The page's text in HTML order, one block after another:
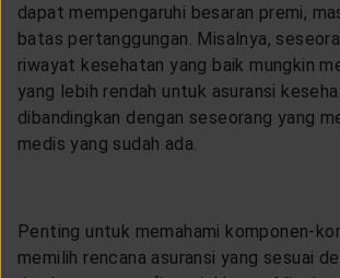
dapat mempengaruhi besaran premi,
batas pertanggungan. Misalnya,
riwayat kesehatan yang baik mungkin
yang lebih rendah untuk asuransi
dibandingkan dengan seseorang yang
medis yang sudah ada.
Penting untuk memahami komponen-
memilih rencana asuransi yang sesuai